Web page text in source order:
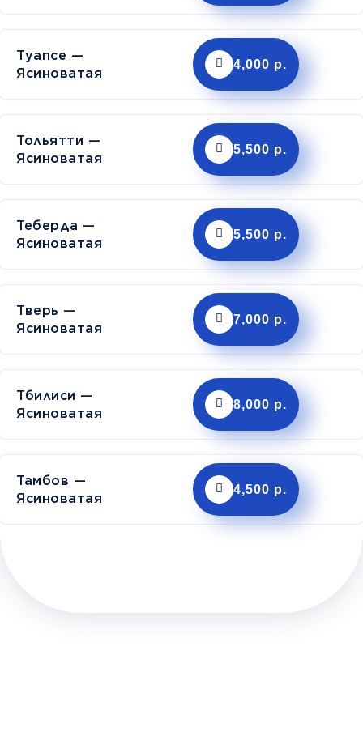
Туапсе —
Ясиноватая
4,000 р.
Тольятти —
Ясиноватая
5,500 р.
Теберда —
Ясиноватая
5,500 р.
Тверь —
Ясиноватая
7,000 р.
Тбилиси —
Ясиноватая
8,000 р.
Тамбов —
Ясиноватая
4,500 р.